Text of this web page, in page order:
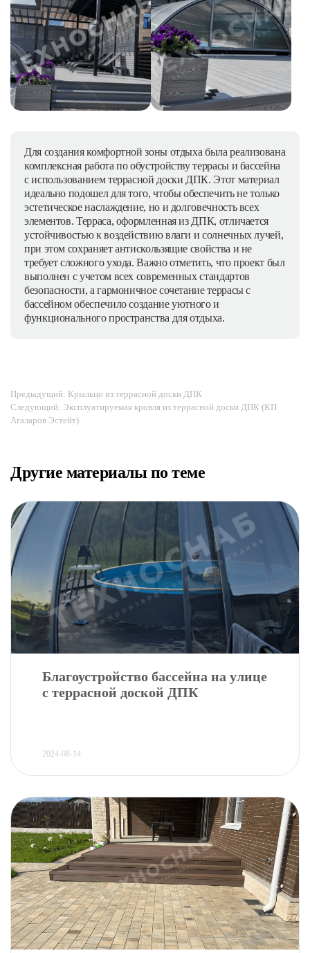
Для создания комфортной зоны отдыха была реализована
комплексная работа по обустройству террасы и бассейна
с использованием террасной доски ДПК. Этот материал
идеально подошел для того, чтобы обеспечить не только
эстетическое наслаждение, но и долговечность всех
элементов. Терраса, оформленная из ДПК, отличается
устойчивостью к воздействию влаги и солнечных лучей,
при этом сохраняет антискользящие свойства и не
требует сложного ухода. Важно отметить, что проект был
выполнен с учетом всех современных стандартов
безопасности, а гармоничное сочетание террасы с
бассейном обеспечило создание уютного и
функционального пространства для отдыха.
Предыдущий: Крыльцо из террасной доски ДПК
Следующий: Эксплуатируемая кровля из террасной доски ДПК (КП
Агаларов Эстейт)
Другие материалы по теме
Благоустройство бассейна на улице
с террасной доской ДПК
2024-08-14